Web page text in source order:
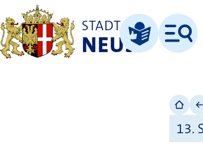
STADT
NEUSSLeichte Sprache
Menü
13.